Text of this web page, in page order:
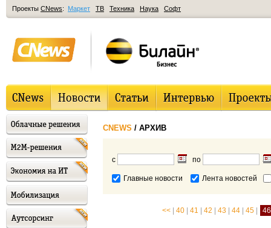
Проекты CNews: Маркет ТВ Техника Наука Софт
CNEWS / АРХИВ
с по
Главные новости Лента новостей
<< 40 41 42 43 44 45